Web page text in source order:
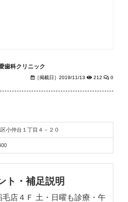
歯科クリニック
［掲載日］2019/11/13 212 0
小仲台１丁目４－２０
ト・補足説明
店４Ｆ 土・日曜も診療・午